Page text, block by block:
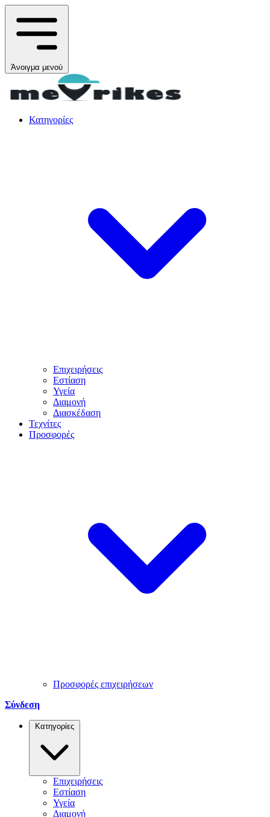
Άνοιγμα μενού
Κατηγορίες
Επιχειρήσεις
Εστίαση
Υγεία
Διαμονή
Διασκέδαση
Τεχνίτες
Προσφορές
Προσφορές επιχειρήσεων
Σύνδεση
Κατηγορίες
Επιχειρήσεις
Εστίαση
Υγεία
Διαμονή